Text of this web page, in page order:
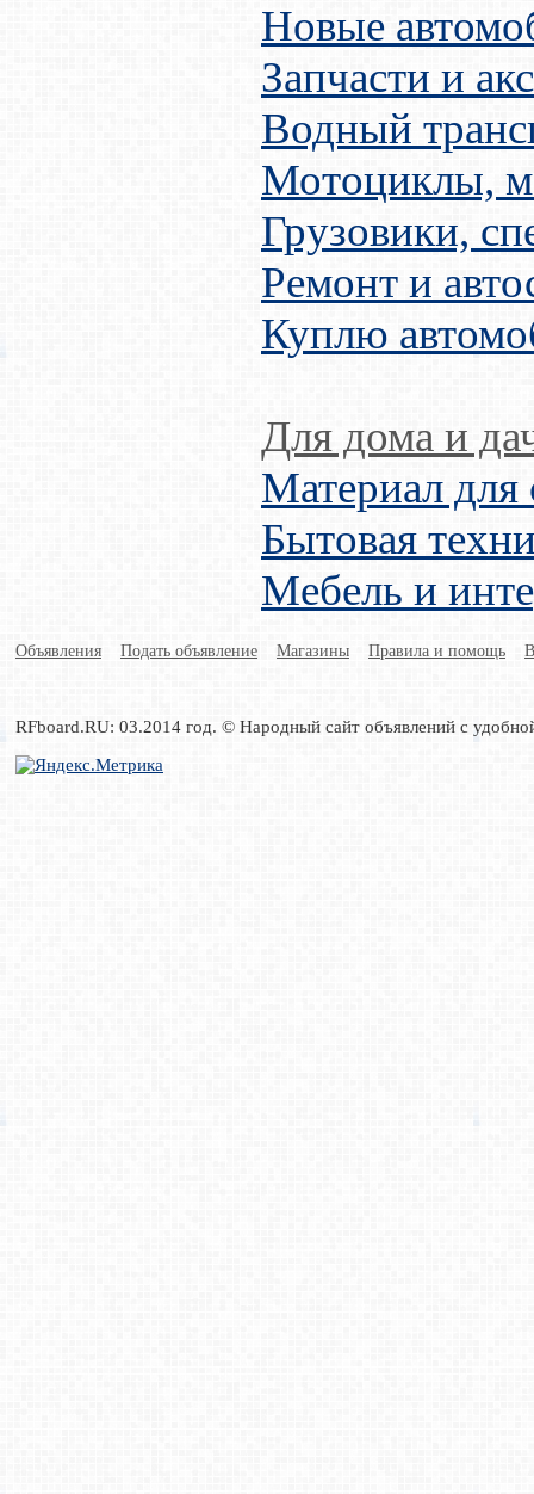
Новые
Запчасти и
Водный
Мотоциклы,
Грузовики,
Ремонт и
Куплю
Для дома и
Материал для
Бытовая
Мебель и
Объявления Подать объявление Магазины Правила и помощь
RFboard.RU: 03.2014 год. © Народный сайт объявлений с